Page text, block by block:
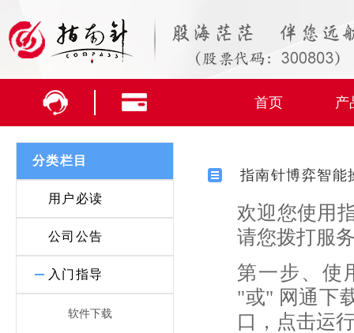
首页 产
分类栏目
用户必读
公司公告
入门指导
软件下载
指南针博弈智能
欢迎您使用
请您拨打服
第一步、使
"或" 网通下
口，点击运